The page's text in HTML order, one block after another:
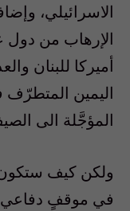
الاسرائيلي،
الإرهاب من دول
أميركا للبنان
اليمين
المؤجَّلة الى
ولكن كيف ستكون
في موقفٍ دفاعي